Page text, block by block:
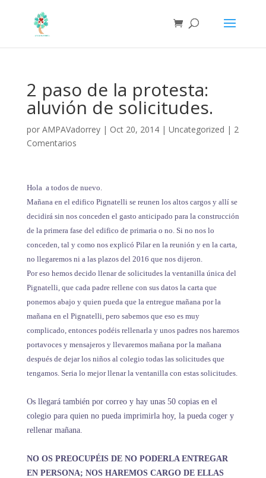
2 paso de la protesta:
aluvión de solicitudes.
por AMPAVadorrey| Oct 20, 2014| Uncategorized | 2
Comentarios
Hola a todos de nuevo.
Mañana en el edifico Pignatelli se reunen los altos cargos y allí se
decidirá sin nos conceden el gasto anticipado para la construcción
de la primera fase del edifico de primaria o no. Si no nos lo
conceden, tal y como nos explicó Pilar en la reunión y en la carta,
no llegaremos ni a las plazos del 2016 que nos dijeron.
Por eso hemos decido llenar de solicitudes la ventanilla única del
Pignatelli, que cada padre rellene con sus datos la carta que
ponemos abajo y quien pueda que la entregue mañana por la
mañana en el Pignatelli, pero sabemos que eso es muy
complicado, entonces podéis rellenarla y unos padres nos haremos
portavoces y mensajeros y llevaremos mañana por la mañana
después de dejar los niños al colegio todas las solicitudes que
tengamos. Seria lo mejor llenar la ventanilla con estas solicitudes.
Os llegará también por correo y hay unas 50 copias en el
colegio para quien no pueda imprimirla hoy, la pueda coger y
rellenar mañana.
NO OS PREOCUPÉIS DE NO PODERLA ENTREGAR
EN PERSONA; NOS HAREMOS CARGO DE ELLAS